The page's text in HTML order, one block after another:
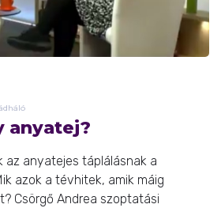
anyatej?
az anyatejes táplálásnak a
azok a tévhitek, amik máig
Csörgő Andrea szoptatási